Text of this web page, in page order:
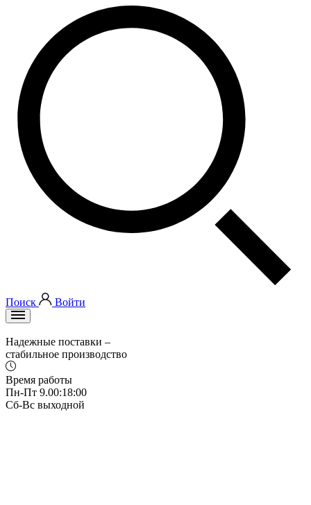
Поиск Войти
Надежные поставки –
стабильное производство
Время работы
Пн-Пт 9.00:18:00
Сб-Вс выходной